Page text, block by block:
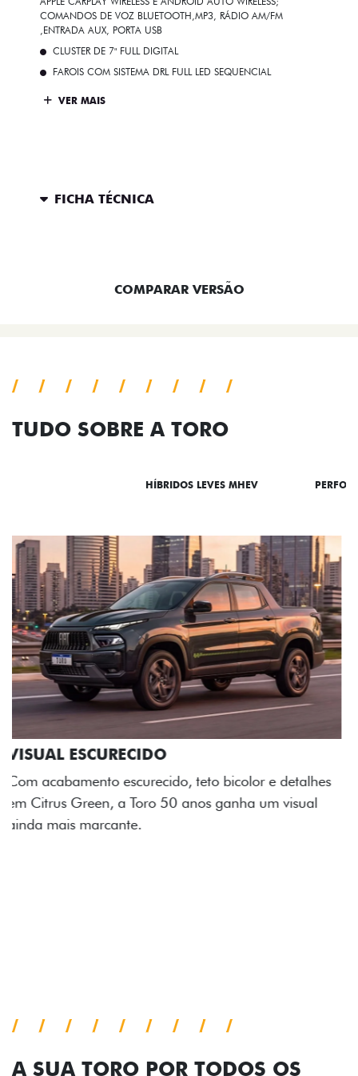
COMANDOS DE VOZ BLUETOOTH,MP3, RÁDIO AM/FM
,ENTRADA AUX, PORTA USB
CLUSTER DE 7" FULL DIGITAL
FAROIS COM SISTEMA DRL FULL LED SEQUENCIAL
VER MAIS
FICHA TÉCNICA
COMPARAR VERSÃO
TUDO SOBRE A TORO
HÍBRIDOS LEVES MHEV
ADESIVOS ESTILIZADOS
Os adesivos aplicados no capô e nas laterais
reforçam a identidade única dessa edição para lá de
comemorativa.
ÂNGULOS